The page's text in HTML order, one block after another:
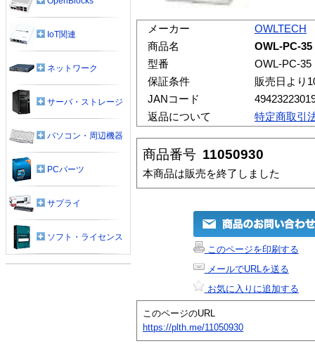
メーカー
OWLTECH
商品名
OWL-PC-35
型番
OWL-PC-35
保証条件
販売日より
JANコード
返品について
特定商取引
商品番号 11050930
本商品は販売を終了しました
このページを印刷する
メールでURLを送る
お気に入りに追加する
このページのURL
https://plth.me/11050930
IoT関連
ネットワーク
サーバ・ストレージ
パソコン・周辺機器
PCパーツ
サプライ
ソフト・ライセンス